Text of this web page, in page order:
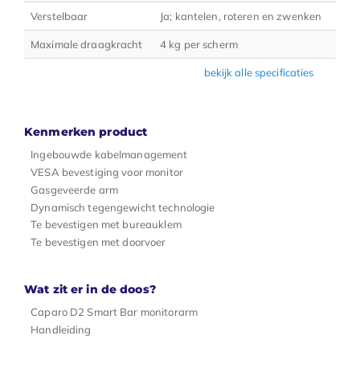
Verstelbaar Ja; kantelen, roteren en zwenken
Maximale draagkracht 4 kg per scherm
bekijk alle specificaties
Kenmerken product
Ingebouwde kabelmanagement
VESA bevestiging voor monitor
Gasgeveerde arm
Dynamisch tegengewicht technologie
Te bevestigen met bureauklem
Te bevestigen met doorvoer
Wat zit er in de doos?
Caparo D2 Smart Bar monitorarm
Handleiding